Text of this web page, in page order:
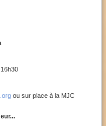
ou sur place à la MJC